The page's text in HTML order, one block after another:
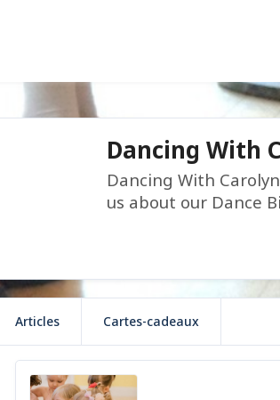
Dancing With
Dancing With
us about our Dance
Articles Cartes-cadeaux